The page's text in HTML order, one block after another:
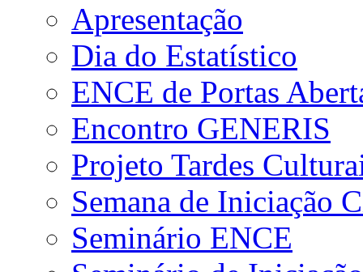
Apresentação
Dia do Estatístico
ENCE de Portas
Encontro GENERIS
Projeto Tardes
Semana de Iniciação
Seminário ENCE